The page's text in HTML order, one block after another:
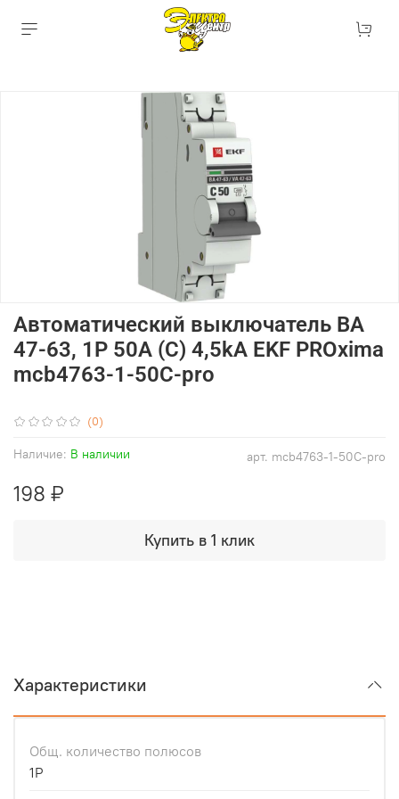
(0)
арт. mcb4763-1-50C-pro
Наличие: В наличии
Автоматический выключатель ВА
47-63, 1P 50А (C) 4,5kA EKF PROxima
mcb4763-1-50C-pro
198 ₽
Купить в 1 клик
Характеристики
Общ. количество полюсов
1P